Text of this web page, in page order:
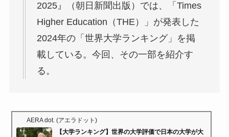
2025』（朝日新聞出版）では、「Times
Higher Education（THE）」が発表した
2024年の「世界大学ランキング」を掲
載している。今回、その一部を紹介す
る。
AERA dot. (アエラドット)
【大学ランキング】世界の大学評価で日本の大学が大